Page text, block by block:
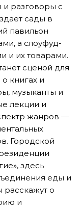
и разговоры с
сады в
павильон
а слоуфуд-
и их товарами.
сценой для
книгах и
музыканты и
лекции и
жанров —
Городской
здесь
еды и
расскажут о
и